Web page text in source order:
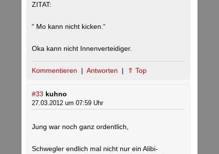
ZITAT:
“ Mo kann nicht kicken.“
Oka kann nicht Innenverteidiger.
Kommentieren | Antworten | ⇑ Top
#33 kuhno
27.03.2012 um 07:59 Uhr
Jung war noch ganz ordentlich,
Schwegler endlich mal nicht nur ein Alibi-